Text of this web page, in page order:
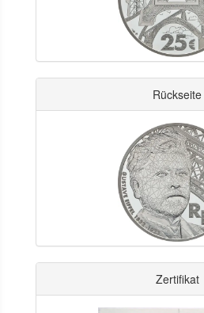
Rückseite
Zertifikat